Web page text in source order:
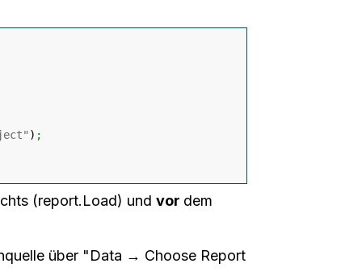
) ;
(report.Load) und vor dem
über "Data → Choose Report